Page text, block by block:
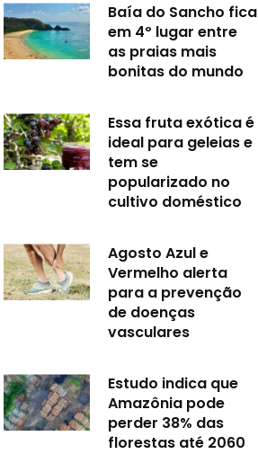
Baía do Sancho fica
em 4º lugar entre
as praias mais
bonitas do mundo
Essa fruta exótica é
ideal para geleias e
tem se
popularizado no
cultivo doméstico
Agosto Azul e
Vermelho alerta
para a prevenção
de doenças
vasculares
Estudo indica que
Amazônia pode
perder 38% das
florestas até 2060